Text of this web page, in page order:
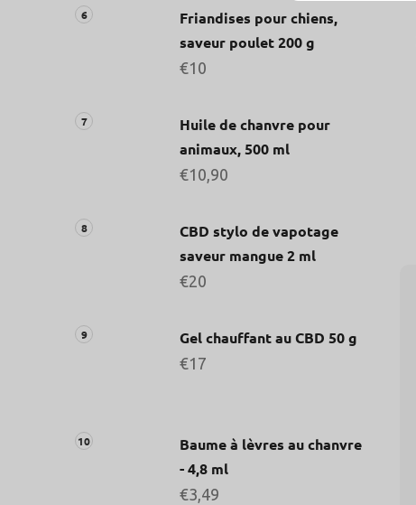
Friandises pour chiens,
saveur poulet 200 g
€10
Huile de chanvre pour
animaux, 500 ml
€10,90
CBD stylo de vapotage
saveur mangue 2 ml
€20
Gel chauffant au CBD 50 g
€17
Baume à lèvres au chanvre
- 4,8 ml
€3,49